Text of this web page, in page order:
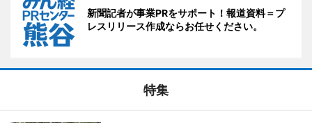
新聞記者が事業PRをサポート！報道資料＝プ
レスリリース作成ならお任せください。
特集